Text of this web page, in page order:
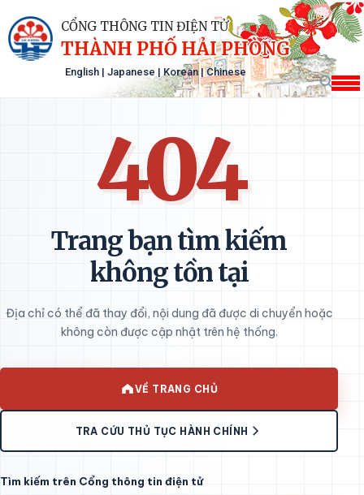
CỔNG THÔNG TIN ĐIỆN TỬ
THÀNH PHỐ HẢI PHÒNG
English | Japanese | Korean|Chinese
404
Trang bạn tìm kiếm
không tồn tại
Địa chỉ có thể đã thay đổi, nội dung đã được di chuyển hoặc
không còn được cập nhật trên hệ thống.
VỀ TRANG CHỦ
TRA CỨU THỦ TỤC HÀNH CHÍNH
Tìm kiếm trên Cổng thông tin điện tử